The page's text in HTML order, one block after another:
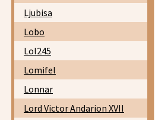
Ljubisa
Lobo
Lol245
Lomifel
Lonnar
Lord Victor Andarion XVII